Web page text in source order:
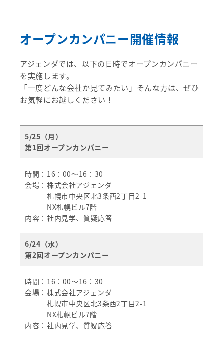
オープンカンパニー開催情報
アジェンダでは、以下の日時でオープンカンパニー
を実施します。
「一度どんな会社か見てみたい」そんな方は、ぜひ
お気軽にお越しください！
5/25（月）
第1回オープンカンパニー
時間：16：00～16：30
会場：株式会社アジェンダ
札幌市中央区北3条西2丁目2-1
NX札幌ビル7階
内容：社内見学、質疑応答
6/24（水）
第2回オープンカンパニー
時間：16：00～16：30
会場：株式会社アジェンダ
札幌市中央区北3条西2丁目2-1
NX札幌ビル7階
内容：社内見学、質疑応答